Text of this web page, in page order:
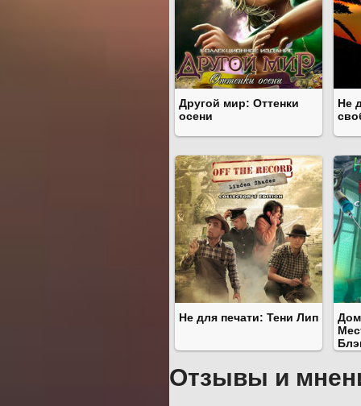
Другой мир: Оттенки
осени
Не
Не для печати: Тени Лип
Отзывы и